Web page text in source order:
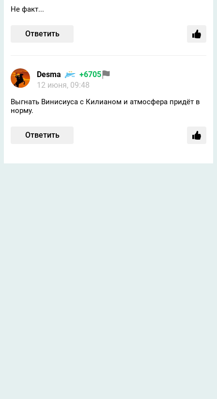
Не факт...
Ответить
Desma
+6705
12 июня, 09:48
Выгнать Винисиуса с Килианом и атмосфера придёт в
норму.
Ответить